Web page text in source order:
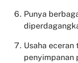
Punya
Usaha
penyimpanan